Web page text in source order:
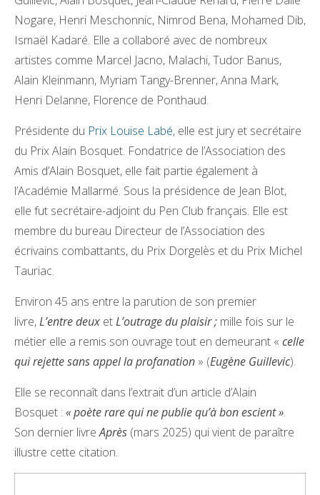
Nogare, Henri Meschonnic, Nimrod Bena, Mohamed Dib,
Ismaël Kadaré. Elle a collaboré avec de nombreux
artistes comme Marcel Jacno, Malachi, Tudor Banus,
Alain Kleinmann, Myriam Tangy-Brenner, Anna Mark,
Henri Delanne, Florence de Ponthaud.
Présidente du Prix Louise Labé, elle est jury et secrétaire
du Prix Alain Bosquet. Fondatrice de l’Association des
Amis d’Alain Bosquet, elle fait partie également à
l’Académie Mallarmé. Sous la présidence de Jean Blot,
elle fut secrétaire-adjoint du Pen Club français. Elle est
membre du bureau Directeur de l’Association des
écrivains combattants, du Prix Dorgelès et du Prix Michel
Tauriac.
Environ 45 ans entre la parution de son premier
livre,L’entre deux etL’outrage du plaisir ; mille fois sur le
métier elle a remis son ouvrage tout en demeurant « celle
qui rejette sans appel la profanation » (Eugène Guillevic).
Elle se reconnaît dans l’extrait d’un article d’Alain
Bosquet : « poète rare qui ne publie qu’à bon escient ».
Son dernier livreAprès (mars 2025) qui vient de paraître
illustre cette citation.